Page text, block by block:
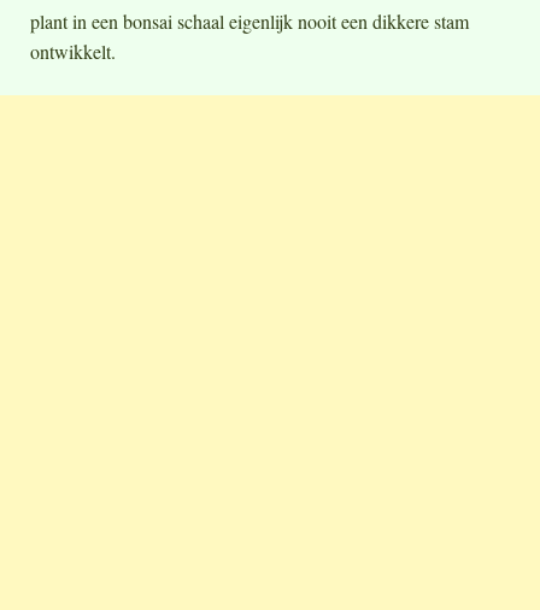
plant in een bonsai schaal eigenlijk nooit een dikkere stam
ontwikkelt.